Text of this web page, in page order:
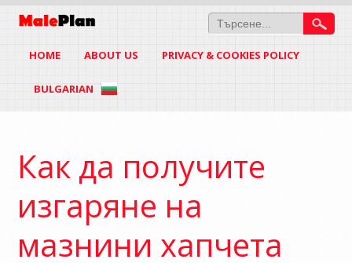
HOME ABOUT US PRIVACY & COOKIES POLICY
BULGARIAN
Как да получите
изгаряне на
мазнини хапчета